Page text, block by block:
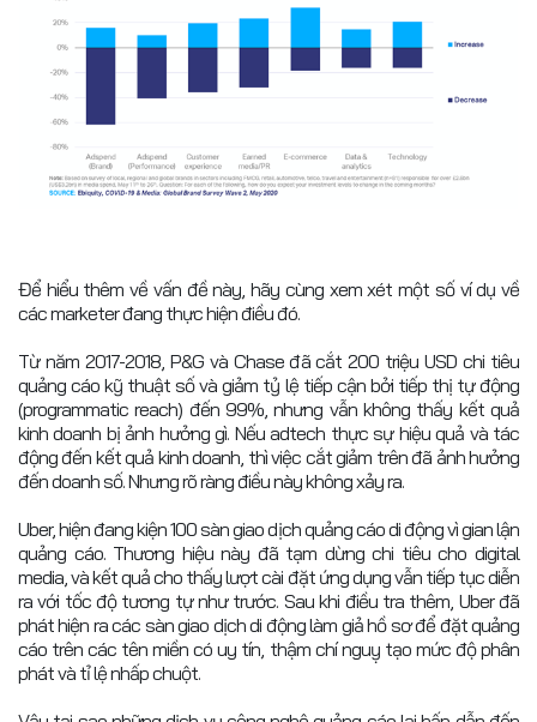
Để hiểu thêm về vấn đề này, hãy cùng xem xét một số ví dụ về
các marketer đang thực hiện điều đó.
Từ năm 2017-2018, P&G và Chase đã cắt 200 triệu USD chi tiêu
quảng cáo kỹ thuật số và giảm tỷ lệ tiếp cận bởi tiếp thị tự động
(programmatic reach) đến 99%, nhưng vẫn không thấy kết quả
kinh doanh bị ảnh hưởng gì. Nếu adtech thực sự hiệu quả và tác
động đến kết quả kinh doanh, thì việc cắt giảm trên đã ảnh hưởng
đến doanh số. Nhưng rõ ràng điều này không xảy ra.
Uber, hiện đang kiện 100 sàn giao dịch quảng cáo di động vì gian lận
quảng cáo. Thương hiệu này đã tạm dừng chi tiêu cho digital
media, và kết quả cho thấy lượt cài đặt ứng dụng vẫn tiếp tục diễn
ra với tốc độ tương tự như trước. Sau khi điều tra thêm, Uber đã
phát hiện ra các sàn giao dịch di động làm giả hồ sơ để đặt quảng
cáo trên các tên miền có uy tín, thậm chí nguỵ tạo mức độ phân
phát và tỉ lệ nhấp chuột.